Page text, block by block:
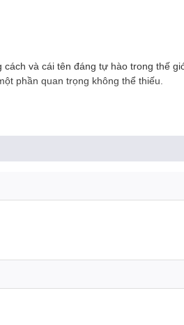
và cái tên đáng tự hào trong thế
phần quan trọng không thể thiếu.
trọng trong việc bảo vệ động cơ và
có thể lựa chọn các phụ kiện có thiết
sự độc đáo của chiếc xe.